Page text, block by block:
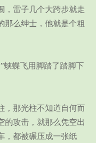
，雷子几个大跨步就走
那么绅士，他就是个粗
蝶飞用脚踏了踏脚下
那光柱不知道自何而
攻击，就那么凭空出
，都被碾压成一张纸